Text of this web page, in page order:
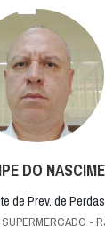
DO
de Prev. de Perdas
-